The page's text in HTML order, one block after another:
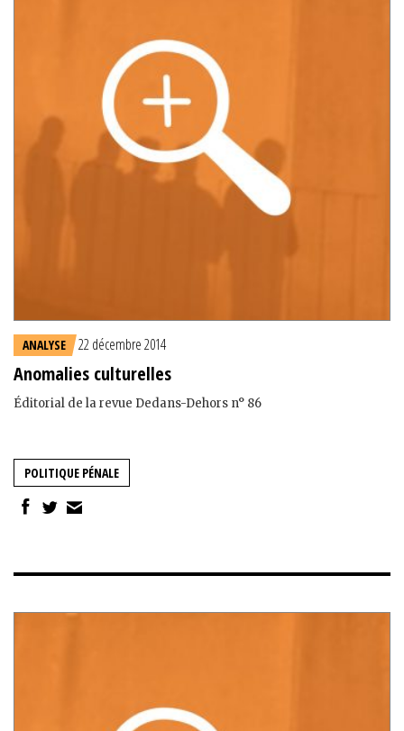
ANALYSE 22 décembre 2014
Anomalies culturelles
Éditorial de la revue Dedans-Dehors n° 86
POLITIQUE PÉNALE